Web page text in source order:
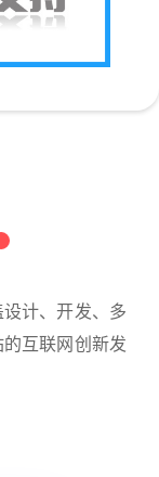
计、开发、多
互联网创新发